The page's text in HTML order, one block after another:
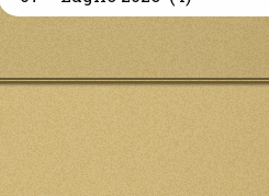
Messaggi